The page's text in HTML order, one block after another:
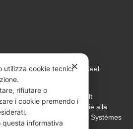
Rhinoceros per McNeel
dei software Dassault
Solutions sono svolte grazie alla
Srl rivenditore Dassault Systèmes
✕
utilizza cookie tecnici
rifiutare o
i cookie premendo i
questa informativa